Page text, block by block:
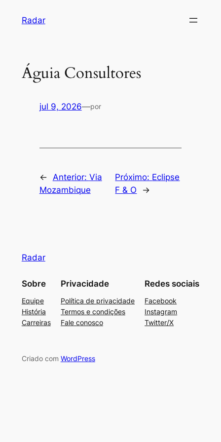
Radar
Águia Consultores
jul 9, 2026—por
← Anterior: Via
Mozambique
Próximo: Eclipse
F & O
→
Radar
Sobre
Equipe
História
Carreiras
Privacidade
Política de privacidade
Termos e condições
Fale conosco
Redes sociais
Facebook
Instagram
Twitter/X
Criado com WordPress